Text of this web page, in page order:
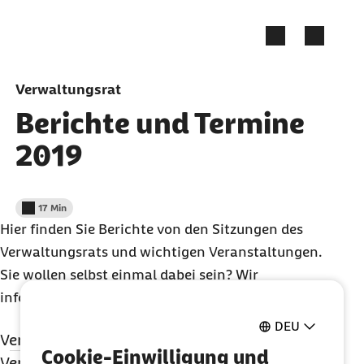
DEU
Cookie-Einwilligung und
Verwaltungsrat
Berichte und Termine
2019
Lesedauer weniger als
17 Min
Hier finden Sie Berichte von den Sitzungen des
Verwaltungsrats und wichtigen Veranstaltungen.
Sie wollen selbst einmal dabei sein? Wir
informieren über die Sitzungstermine.
Verwaltungsrat am 18. Dezember 2019
Beitragssatz bleibt zum vierten Mal stabil